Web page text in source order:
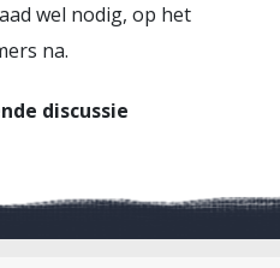
wel nodig, op het
na.
discussie